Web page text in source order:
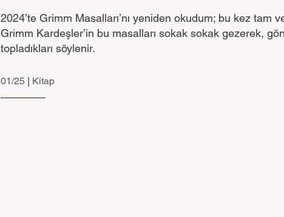
2024’te Grimm Masalları’nı yeniden okudum; bu kez tam
Grimm Kardeşler’in bu masalları sokak sokak gezerek,
topladıkları söylenir.
01/25 | Kitap